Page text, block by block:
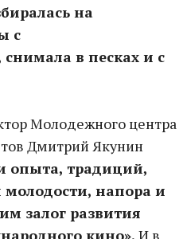
на
с
в песках и с
Молодежного центра
Дмитрий Якунин
опыта, традиций,
напора и
залог развития
кино». И в